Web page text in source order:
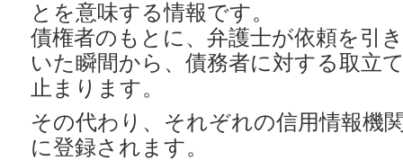
とを意味する情報です。
債権者のもとに、弁護士が依頼を引
いた瞬間から、債務者に対する取立
止まります。
その代わり、それぞれの信用情報機
に登録されます。